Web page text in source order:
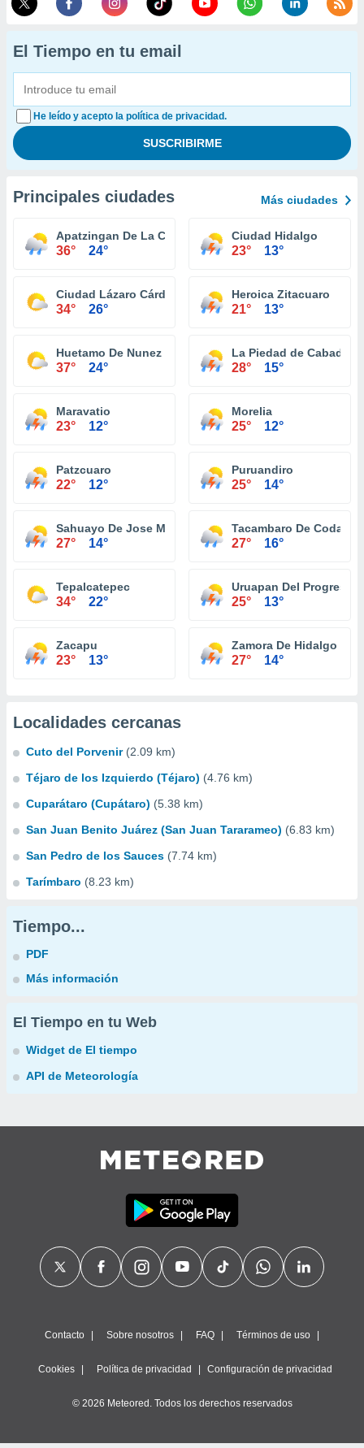
El Tiempo en tu email
He leído y acepto la política de privacidad.
Principales ciudades Más ciudades
Apatzingan De La Constitucion
36° 24°
Ciudad Hidalgo
23° 13°
Ciudad Lázaro Cárdenas
34° 26°
Heroica Zitacuaro
21° 13°
Huetamo De Nunez
37° 24°
La Piedad de Cabadas
28° 15°
Maravatio
23° 12°
Morelia
25° 12°
Patzcuaro
22° 12°
Puruandiro
25° 14°
Sahuayo De Jose Maria Morelos
27° 14°
Tacambaro De Codallos
27° 16°
Tepalcatepec
34° 22°
Uruapan Del Progreso
25° 13°
Zacapu
23° 13°
Zamora De Hidalgo
27° 14°
Localidades cercanas
Cuto del Porvenir (2.09 km)
Téjaro de los Izquierdo (Téjaro) (4.76 km)
Cuparátaro (Cupátaro) (5.38 km)
San Juan Benito Juárez (San Juan Tararameo) (6.83 km)
San Pedro de los Sauces (7.74 km)
Tarímbaro (8.23 km)
Tiempo...
PDF
Más información
El Tiempo en tu Web
Widget de El tiempo
API de Meteorología
Contacto Sobre nosotros FAQ Términos de uso
Cookies Política de privacidad Configuración de privacidad
© 2026 Meteored. Todos los derechos reservados